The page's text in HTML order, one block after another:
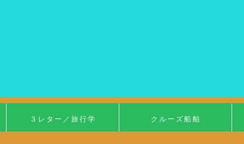
３レター／旅行学 クルーズ船舶